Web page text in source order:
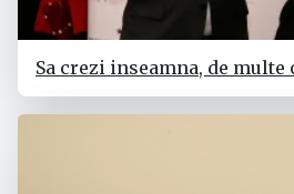
Sa crezi inseamna, de multe